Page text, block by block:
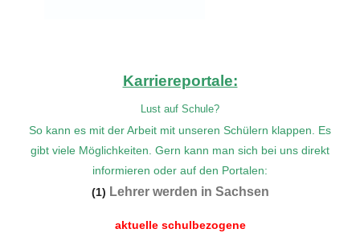
Karriereportale:
Lust auf Schule?
So kann es mit der Arbeit mit unseren Schülern klappen. Es
gibt viele Möglichkeiten. Gern kann man sich bei uns direkt
informieren oder auf den Portalen:
(1) Lehrer werden in Sachsen
aktuelle schulbezogene